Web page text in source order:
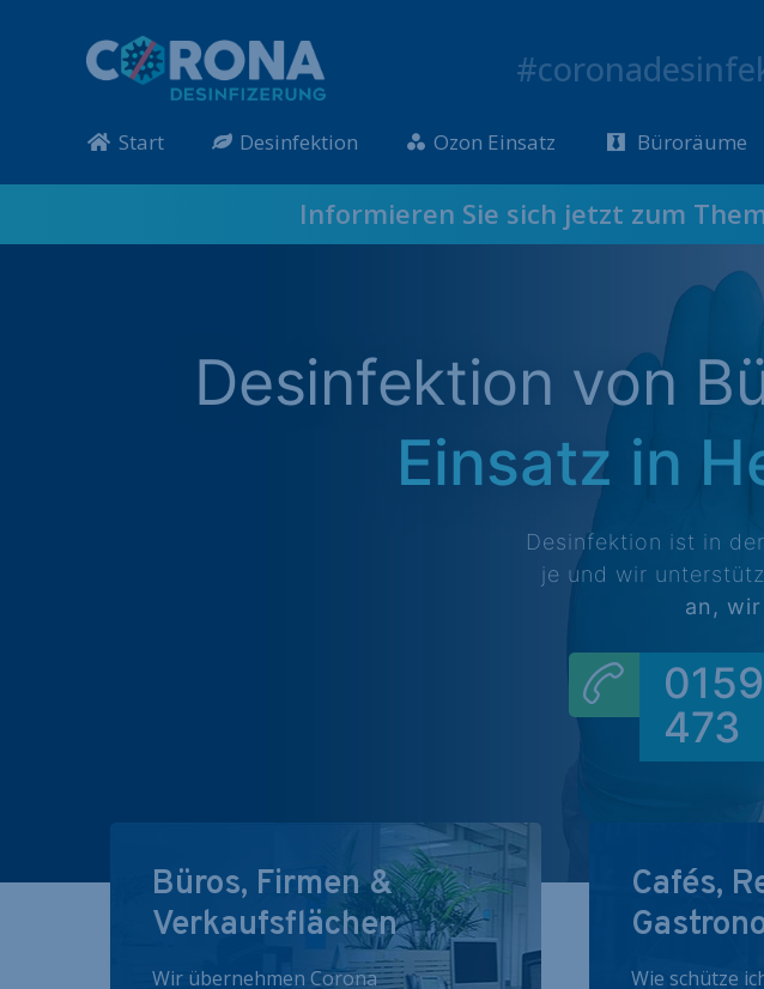
Start Desinfektion Ozon Einsatz Büroräume
Informieren Sie sich jetzt zum
Desinfektion von
Einsatz in
Desinfektion ist in
je und wir
an,
473
Büros, Firmen &
Verkaufsflächen
Wir übernehmen Corona
Cafés,
Wie schütze